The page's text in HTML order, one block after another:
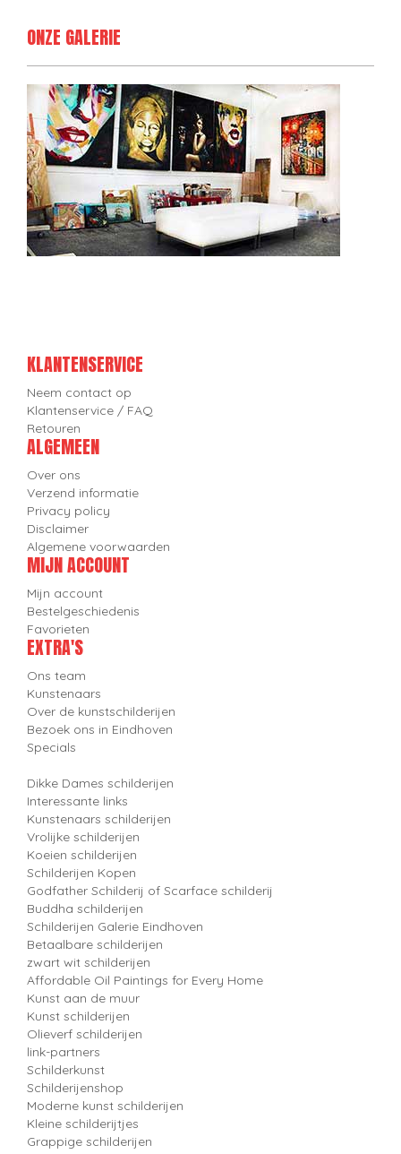
ONZE GALERIE
KLANTENSERVICE
Neem contact op
Klantenservice / FAQ
Retouren
ALGEMEEN
Over ons
Verzend informatie
Privacy policy
Disclaimer
Algemene voorwaarden
MIJN ACCOUNT
Mijn account
Bestelgeschiedenis
Favorieten
EXTRA'S
Ons team
Kunstenaars
Over de kunstschilderijen
Bezoek ons in Eindhoven
Specials
Dikke Dames schilderijen
Interessante links
Kunstenaars schilderijen
Vrolijke schilderijen
Koeien schilderijen
Schilderijen Kopen
Godfather Schilderij of Scarface schilderij
Buddha schilderijen
Schilderijen Galerie Eindhoven
Betaalbare schilderijen
zwart wit schilderijen
Affordable Oil Paintings for Every Home
Kunst aan de muur
Kunst schilderijen
Olieverf schilderijen
link-partners
Schilderkunst
Schilderijenshop
Moderne kunst schilderijen
Kleine schilderijtjes
Grappige schilderijen